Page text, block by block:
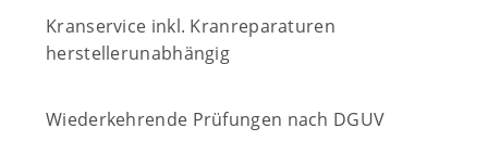
Kranservice inkl. Kranreparaturen
herstellerunabhängig
Wiederkehrende Prüfungen nach DGUV